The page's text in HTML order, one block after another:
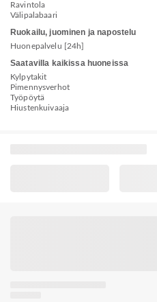
Ravintola
Välipalabaari
Ruokailu, juominen ja napostelu
Huonepalvelu [24h]
Saatavilla kaikissa huoneissa
Kylpytakit
Pimennysverhot
Työpöytä
Hiustenkuivaaja